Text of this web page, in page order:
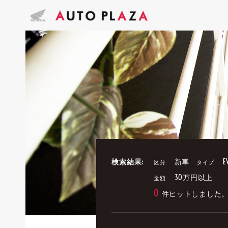
検索結果: 区分: 新車 タイプ:
金額: 30万円以上
0 件ヒットしました。